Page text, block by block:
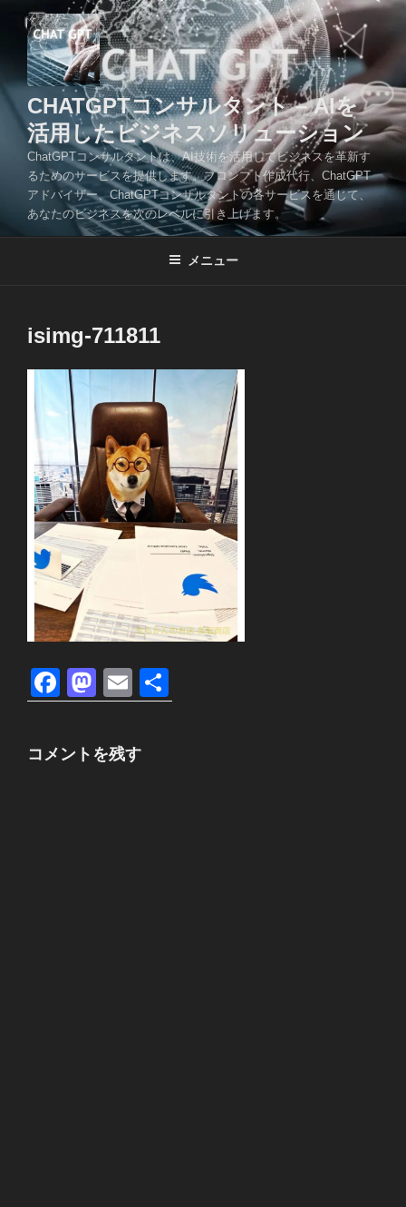
ツ
CHATGPTコンサルタント – AIを
活用したビジネスソリューション
ChatGPTコンサルタントは、AI技術を活用してビジネスを革新す
るためのサービスを提供します。プロンプト作成代行、ChatGPT
アドバイザー、ChatGPTコンサルタントの各サービスを通じて、
あなたのビジネスを次のレベルに引き上げます。
メニュー
isimg-711811
F
a
c
e
M
a
st
o
E
m
ail
有
コメントを残す